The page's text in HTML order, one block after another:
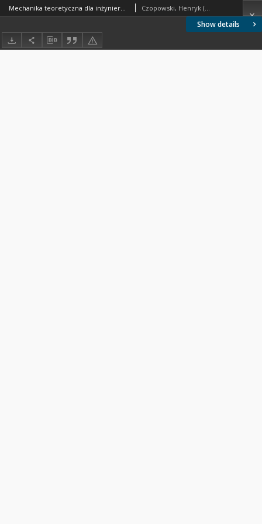
Show details
Mechanika teoretyczna dla inżynierów, techników i studjujących. T. 4, Dynamika układów Czopowski, Henryk (1863-1935)